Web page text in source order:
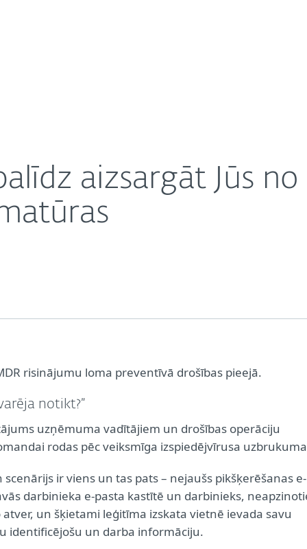
aizsargāt Jūs
risinājumu loma preventīvā drošības pieejā.
notikt?”
uzņēmuma vadītājiem un drošības operāciju
rodas pēc veiksmīga izspiedējvīrusa
scenārijs ir viens un tas pats – nejaušs pikšķerēšanas e-
darbinieka e-pasta kastītē un darbinieks,
atver, un šķietami leģitīma izskata vietnē ievada savu
identificējošu un darba informāciju.